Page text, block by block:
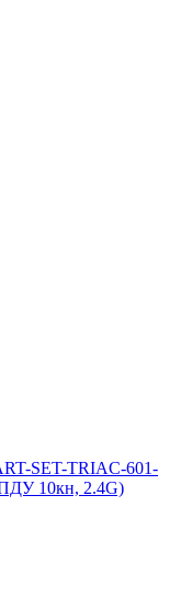
SET-TRIAC-601-
10кн, 2.4G)